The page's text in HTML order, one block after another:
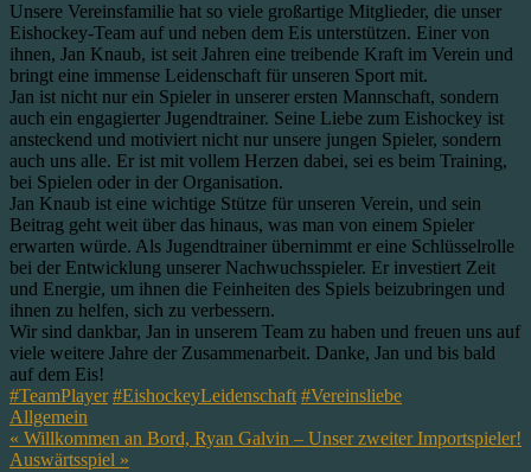
Unsere Vereinsfamilie hat so viele großartige Mitglieder, die unser
Eishockey-Team auf und neben dem Eis unterstützen. Einer von
ihnen, Jan Knaub, ist seit Jahren eine treibende Kraft im Verein und
bringt eine immense Leidenschaft für unseren Sport mit.
Jan ist nicht nur ein Spieler in unserer ersten Mannschaft, sondern
auch ein engagierter Jugendtrainer. Seine Liebe zum Eishockey ist
ansteckend und motiviert nicht nur unsere jungen Spieler, sondern
auch uns alle. Er ist mit vollem Herzen dabei, sei es beim Training,
bei Spielen oder in der Organisation.
Jan Knaub ist eine wichtige Stütze für unseren Verein, und sein
Beitrag geht weit über das hinaus, was man von einem Spieler
erwarten würde. Als Jugendtrainer übernimmt er eine Schlüsselrolle
bei der Entwicklung unserer Nachwuchsspieler. Er investiert Zeit
und Energie, um ihnen die Feinheiten des Spiels beizubringen und
ihnen zu helfen, sich zu verbessern.
Wir sind dankbar, Jan in unserem Team zu haben und freuen uns auf
viele weitere Jahre der Zusammenarbeit. Danke, Jan und bis bald
auf dem Eis!
#TeamPlayer #EishockeyLeidenschaft #Vereinsliebe
Allgemein
Beitragsnavigation
« Willkommen an Bord, Ryan Galvin – Unser zweiter Importspieler!
Auswärtsspiel »